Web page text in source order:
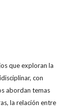
que exploran la
con
abordan temas
la relación entre